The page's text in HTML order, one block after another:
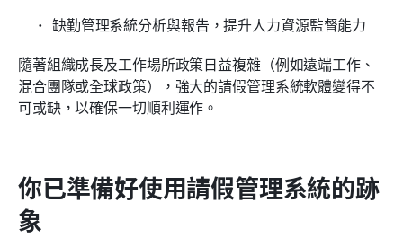
缺勤管理系統分析與報告，提升人力資源監督能力
隨著組織成長及工作場所政策日益複雜（例如遠端工作、
混合團隊或全球政策），強大的請假管理系統軟體變得不
可或缺，以確保一切順利運作。
你已準備好使用請假管理系統的跡
象